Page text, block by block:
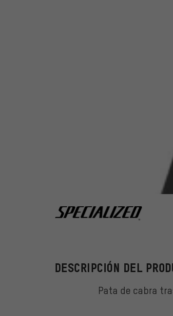
DESCRIPCIÓN DEL
Pata de cabra